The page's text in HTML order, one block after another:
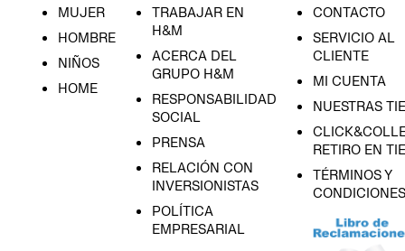
MUJER
HOMBRE
NIÑOS
HOME
TRABAJAR EN
H&M
ACERCA DEL
GRUPO H&M
RESPONSABILIDAD
SOCIAL
PRENSA
RELACIÓN CON
INVERSIONISTAS
POLÍTICA
EMPRESARIAL
CONTACTO
SERVICIO AL
CLIENTE
MI CUENTA
NUESTRAS
RETIRO EN
TÉRMINOS Y
CONDICIONES